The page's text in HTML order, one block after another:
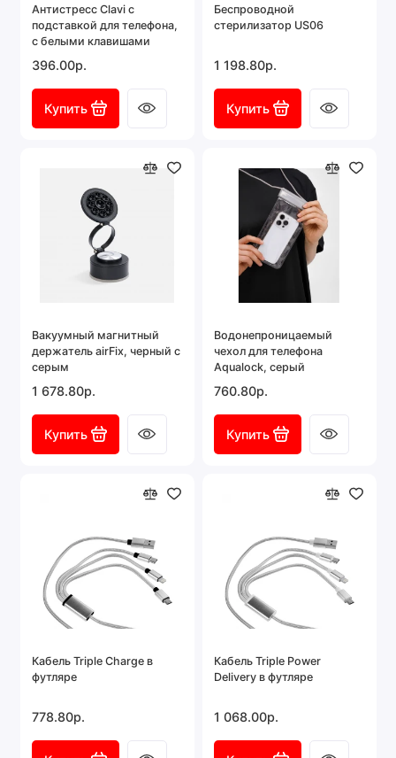
Антистресс Clavi с
подставкой для телефона,
с белыми клавишами
396.00р.
Купить
Беспроводной
стерилизатор US06
1 198.80р.
Купить
Вакуумный магнитный
держатель airFix, черный с
серым
1 678.80р.
Купить
Водонепроницаемый
чехол для телефона
Aqualock, серый
760.80р.
Купить
Кабель Triple Charge в
футляре
778.80р.
Кабель Triple Power
Delivery в футляре
1 068.00р.